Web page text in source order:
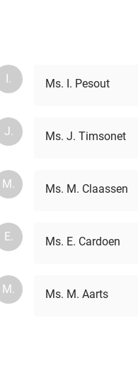
I. Ms. I. Pesout
J. Ms. J. Timsonet
M. Ms. M. Claassen
E. Ms. E. Cardoen
M. Ms. M. Aarts